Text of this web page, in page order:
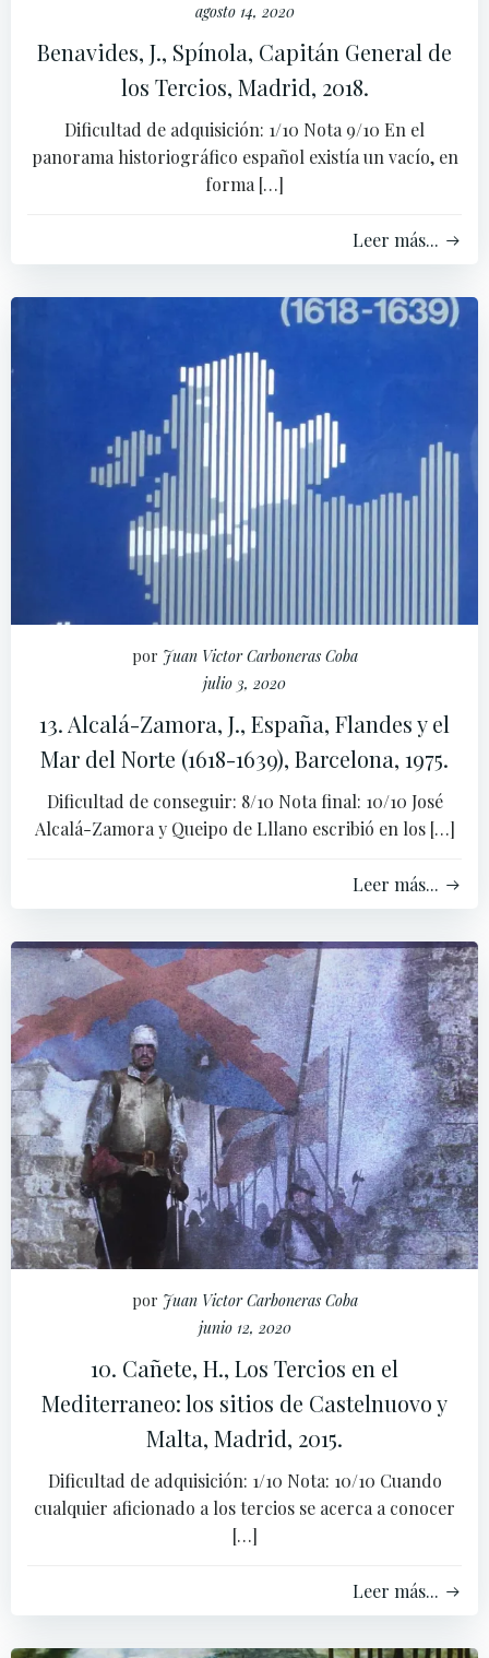
agosto 14, 2020
Benavides, J., Spínola, Capitán General de
los Tercios, Madrid, 2018.
Dificultad de adquisición: 1/10 Nota 9/10 En el
panorama historiográfico español existía un vacío, en
forma […]
Leer más...
por Juan Victor Carboneras Coba
julio 3, 2020
13. Alcalá-Zamora, J., España, Flandes y el
Mar del Norte (1618-1639), Barcelona, 1975.
Dificultad de conseguir: 8/10 Nota final: 10/10 José
Alcalá-Zamora y Queipo de Lllano escribió en los […]
Leer más...
por Juan Victor Carboneras Coba
junio 12, 2020
10. Cañete, H., Los Tercios en el
Mediterraneo: los sitios de Castelnuovo y
Malta, Madrid, 2015.
Dificultad de adquisición: 1/10 Nota: 10/10 Cuando
cualquier aficionado a los tercios se acerca a conocer
[…]
Leer más...